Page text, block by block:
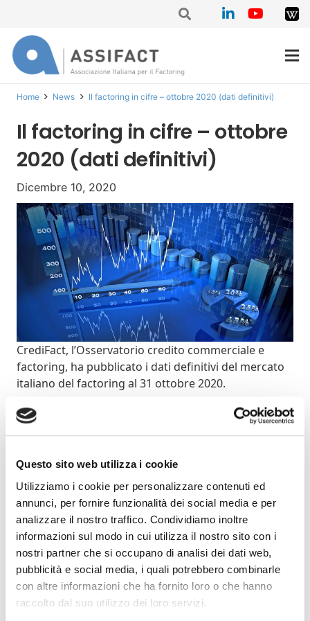
Questo sito web utilizza i cookie
Utilizziamo i cookie per personalizzare contenuti ed
annunci, per fornire funzionalità dei social media e per
analizzare il nostro traffico. Condividiamo inoltre
informazioni sul modo in cui utilizza il nostro sito con i
nostri partner che si occupano di analisi dei dati web,
pubblicità e social media, i quali potrebbero combinarle
con altre informazioni che ha fornito loro o che hanno
raccolto dal suo utilizzo dei loro servizi.
Home News Il factoring in cifre – ottobre 2020 (dati definitivi)
Il factoring in cifre – ottobre
2020 (dati definitivi)
Dicembre 10, 2020
CrediFact, l’Osservatorio credito commerciale e
factoring, ha pubblicato i dati definitivi del mercato
italiano del factoring al 31 ottobre 2020.
Il mercato del factoring a fine ottobre presenta un
turnover di 177 miliardi di euro, in contrazione del
rilevanza delle operazioni di supply chain finance,
con un turnover pari a oltre 19 miliardi di euro nei
primi dieci mesi dell’anno.
Clicca qui per saperne di più.
Articolo precedente Articolo successivo